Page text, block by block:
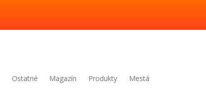
Ostatné Magazín Produkty Mestá